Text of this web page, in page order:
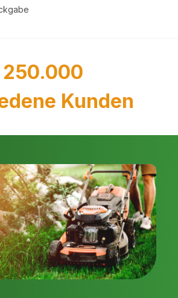
250.000
Kunden